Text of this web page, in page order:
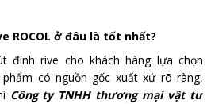
ROCOL ở đâu là tốt nhất?
đinh rive cho khách hàng lựa chọn
có nguồn gốc xuất xứ rõ ràng,
Công ty TNHH thương mại vật tư